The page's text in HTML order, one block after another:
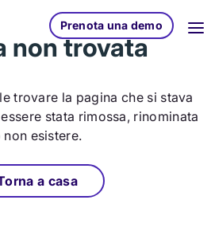
Prenota una demo
non trovata
trovare la pagina che si stava
stata rimossa, rinominata
non esistere.
a casa